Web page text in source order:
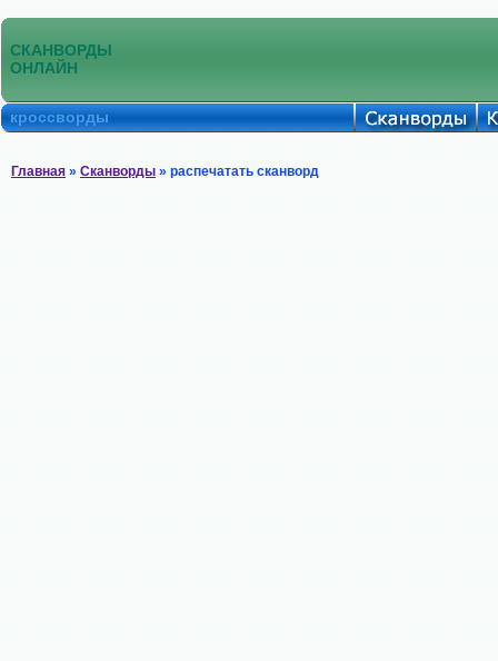
СКАНВОРДЫ
ОНЛАЙН
кроссворды
Главная » Сканворды » распечатать сканворд